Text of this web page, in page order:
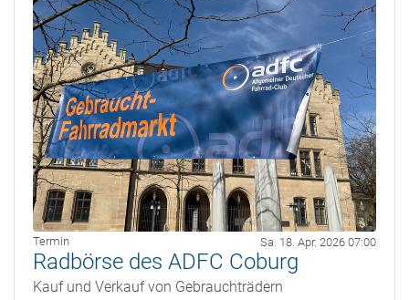
Termin Sa. 18. Apr. 2026 07:00
Radbörse des ADFC Coburg
Kauf und Verkauf von Gebrauchträdern